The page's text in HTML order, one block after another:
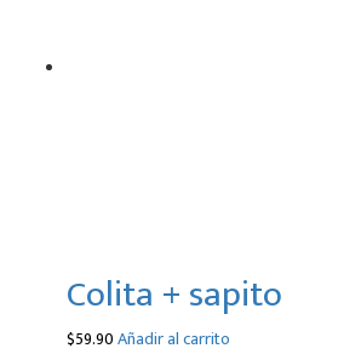
Colita + sapito
$59.90Añadir al carrito